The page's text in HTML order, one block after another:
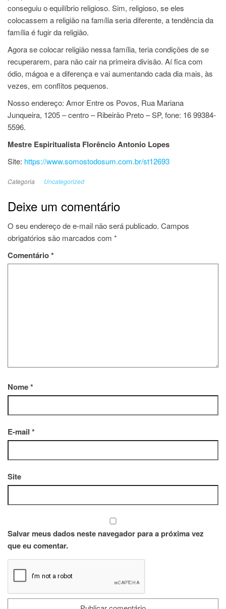
conseguiu o equilíbrio religioso. Sim, religioso, se eles
colocassem a religião na família seria diferente, a tendência da
família é fugir da religião.
Agora se colocar religião nessa família, teria condições de se
recuperarem, para não cair na primeira divisão. Aí fica com
ódio, mágoa e a diferença e vai aumentando cada dia mais, às
vezes, em conflitos pequenos.
Nosso endereço: Amor Entre os Povos, Rua Mariana
Junqueira, 1205 – centro – Ribeirão Preto – SP, fone: 16 99384-
5596.
Mestre Espiritualista Florêncio Antonio Lopes
Site: https://www.somostodosum.com.br/st12693
Categoria Uncategorized
Deixe um comentário
O seu endereço de e-mail não será publicado. Campos
obrigatórios são marcados com *
Comentário*
Nome*
E-mail *
Site
Salvar meus dados neste navegador para a próxima vez
que eu comentar.